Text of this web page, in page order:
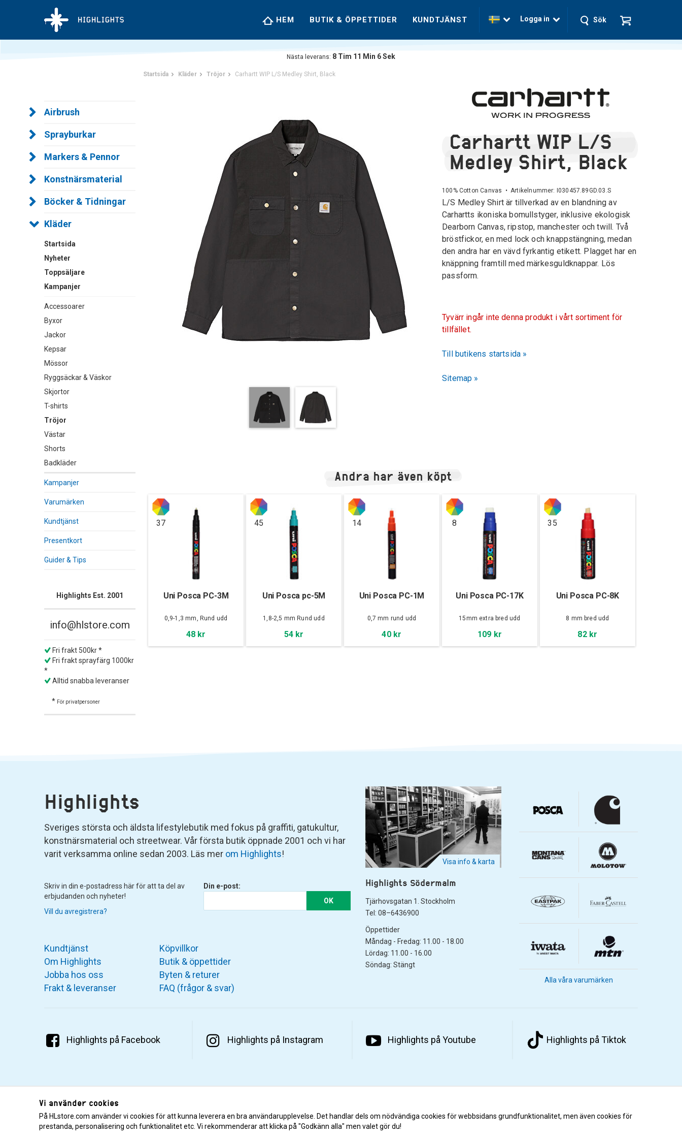
HEM BUTIK & ÖPPETTIDER KUNDTJÄNST Logga in Sök
Nästa leverans: 8 Tim 11 Min 6Sek
Airbrush
Sprayburkar
Markers & Pennor
Konstnärsmaterial
Böcker & Tidningar
Kläder
Startsida
Nyheter
Toppsäljare
Kampanjer
Accessoarer
Byxor
Jackor
Kepsar
Mössor
Ryggsäckar & Väskor
Skjortor
T-shirts
Tröjor
Västar
Shorts
Badkläder
Kampanjer
Varumärken
Kundtjänst
Presentkort
Guider & Tips
Highlights Est. 2001
info@hlstore.com
Fri frakt 500kr *
Fri frakt sprayfärg 1000kr
*
Alltid snabba leveranser
* För privatpersoner
Startsida Kläder Tröjor Carhartt WIP L/S Medley Shirt, Black
Carhartt WIP L/S
Medley Shirt, Black
100% Cotton Canvas • Artikelnummer: I030457.89GD.03.S
L/S Medley Shirt är tillverkad av en blandning av
Carhartts ikoniska bomullstyger, inklusive ekologisk
Dearborn Canvas, ripstop, manchester och twill. Två
bröstfickor, en med lock och knappstängning, medan
den andra har en vävd fyrkantig etikett. Plagget har en
knäppning framtill med märkesguldknappar. Lös
passform.
Tyvärr ingår inte denna produkt i vårt sortiment för
tillfället.
Till butikens startsida »
Sitemap »
Andra har även köpt
37
Uni Posca PC-3M
0,9-1,3 mm, Rund udd
48 kr
45
Uni Posca pc-5M
1,8-2,5 mm Rund udd
54 kr
14
Uni Posca PC-1M
0,7 mm rund udd
40 kr
8
Uni Posca PC-17K
15mm extra bred udd
109 kr
35
Uni Posca PC-8K
8 mm bred udd
82 kr
Highlights
Sveriges största och äldsta lifestylebutik med fokus på graffiti, gatukultur,
konstnärsmaterial och streetwear. Vår första butik öppnade 2001 och vi har
varit verksamma online sedan 2003. Läs mer om Highlights!
Skriv in din e-postadress här för att ta del av
erbjudanden och nyheter!
Vill du avregistrera?
Din e-post:
OK
Visa info & karta
Highlights Södermalm
Tjärhovsgatan 1. Stockholm
Tel: 08–6436900
Öppettider
Måndag - Fredag: 11.00 - 18.00
Lördag: 11.00 - 16.00
Söndag: Stängt
Kundtjänst
Om Highlights
Jobba hos oss
Frakt & leveranser
Köpvillkor
Butik & öppettider
Byten & returer
FAQ (frågor & svar)
Alla våra varumärken
Highlights på Facebook Highlights på Instagram Highlights på Youtube Highlights på Tiktok
© 2001–2026 Highlights/KR Distribution AB.
Vi använder cookies
På HLstore.com använder vi cookies för att kunna leverera en bra användarupplevelse. Det handlar dels om nödvändiga cookies för webbsidans grundfunktionalitet, men även cookies för
prestanda, personalisering och funktionalitet etc. Vi rekommenderar att klicka på "Godkänn alla" men valet gör du!